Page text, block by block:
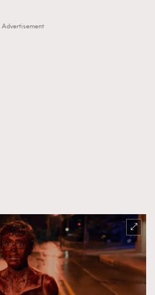
Advertisement